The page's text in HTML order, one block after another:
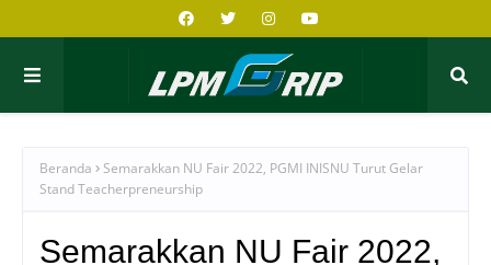
Beranda
Semarakkan NU Fair 2022, PGMI INISNU Turut Gelar
Stand Teacherpreneurship
Semarakkan NU Fair 2022,